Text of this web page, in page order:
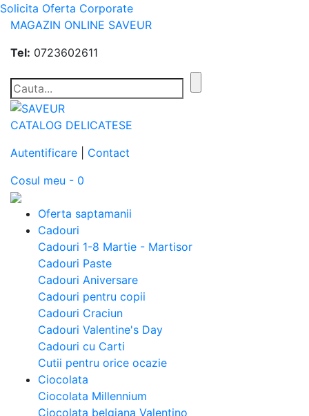
Solicita Oferta Corporate
MAGAZIN ONLINE SAVEUR
Tel: 0723602611
CATALOG DELICATESE
Autentificare
Contact
Cosul meu - 0
Oferta saptamanii
Cadouri
Cadouri 1-8 Martie - Martisor
Cadouri Paste
Cadouri Aniversare
Cadouri pentru copii
Cadouri Craciun
Cadouri Valentine's Day
Cadouri cu Carti
Cutii pentru orice ocazie
Ciocolata
Ciocolata Millennium
Ciocolata belgiana Valentino